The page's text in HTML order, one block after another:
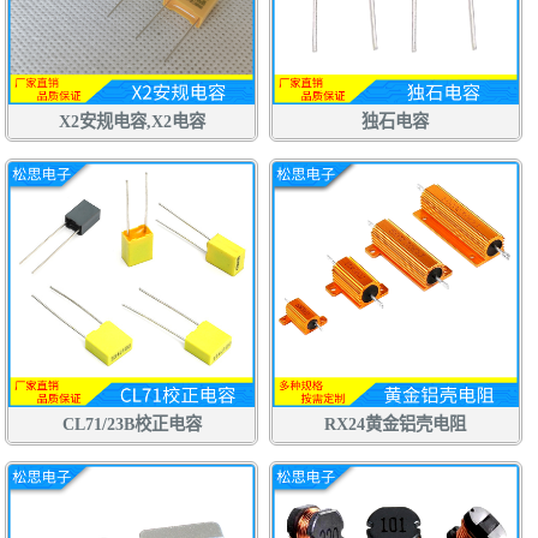
X2安规电容,X2电容 独石电容
CL71/23B校正电容 RX24黄金铝壳电阻